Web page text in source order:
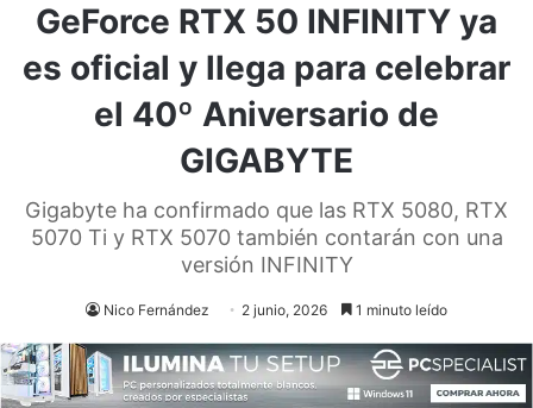
GeForce RTX 50 INFINITY ya
es oficial y llega para celebrar
el 40º Aniversario de
GIGABYTE
Gigabyte ha confirmado que las RTX 5080, RTX
5070 Ti y RTX 5070 también contarán con una
versión INFINITY
Nico Fernández 2 junio, 2026 1 minuto leído